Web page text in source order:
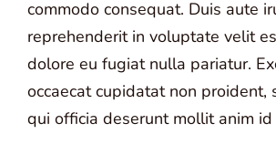
commodo consequat. Duis aute
reprehenderit in voluptate velit
dolore eu fugiat nulla pariatur.
occaecat cupidatat non proident,
qui officia deserunt mollit anim